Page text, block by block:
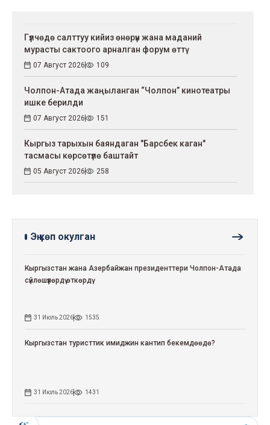
Гүлчөдө салттуу кийиз өнөрүн жана маданий
мурасты сактоого арналган форум өттү
07 Август 2026 109
Чолпон-Атада жаңыланган “Чолпон” кинотеатры
ишке берилди
07 Август 2026 151
Кыргыз тарыхын баяндаган "Барсбек каган"
тасмасы көрсөтүлө баштайт
05 Август 2026 258
Эң көп окулган
Кыргызстан жана Азербайжан президенттери Чолпон-Атада
сүйлөшүүлөрдү өткөрдү
31 Июль 2026 1535
Кыргызстан туристтик имиджин кантип бекемдөөдө?
31 Июль 2026 1431